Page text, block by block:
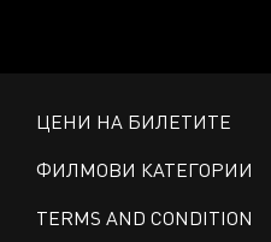
ЦЕНИ НА БИЛЕТИТЕ
ФИЛМОВИ КАТЕГОРИИ
TERMS AND CONDITION